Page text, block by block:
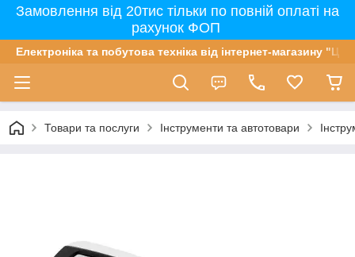
Замовлення від 20тис тільки по повній оплаті на
рахунок ФОП
Електроніка та побутова техніка від інтернет-магазину
Товари та послуги Інструменти та автотовари